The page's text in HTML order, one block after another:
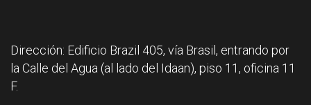
Dirección: Edificio Brazil 405, vía Brasil, entrando por
la Calle del Agua (al lado del Idaan), piso 11, oficina 11
F.